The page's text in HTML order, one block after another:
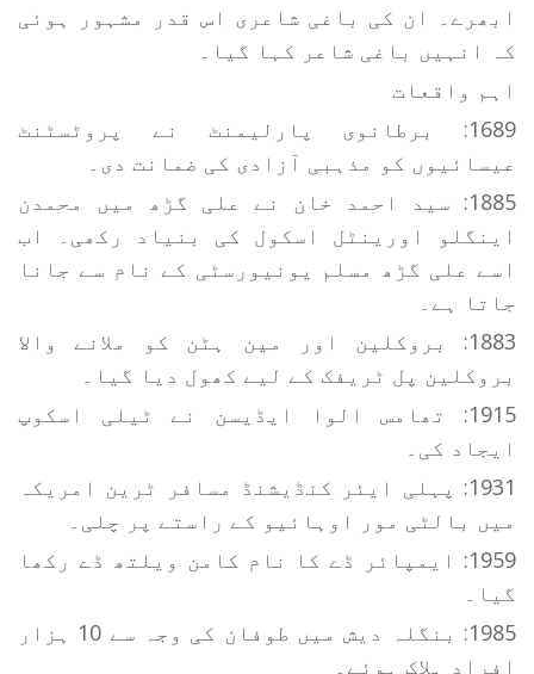
ابھرے۔ ان کی باغی شاعری اس قدر مشہور ہوئی
کہ انہیں باغی شاعر کہا گیا۔
اہم واقعات
1689: برطانوی پارلیمنٹ نے پروٹسٹنٹ
عیسائیوں کو مذہبی آزادی کی ضمانت دی۔
1885: سید احمد خان نے علی گڑھ میں محمدن
اینگلو اورینٹل اسکول کی بنیاد رکھی۔ اب
اسے علی گڑھ مسلم یونیورسٹی کے نام سے جانا
جاتا ہے۔
1883: بروکلین اور مین ہٹن کو ملانے والا
بروکلین پل ٹریفک کے لیے کھول دیا گیا۔
1915: تھامس الوا ایڈیسن نے ٹیلی اسکوپ
ایجاد کی۔
1931: پہلی ایئر کنڈیشنڈ مسافر ٹرین امریکہ
میں بالٹی مور اوہائیو کے راستے پر چلی۔
1959: ایمپائر ڈے کا نام کامن ویلتھ ڈے رکھا
گیا۔
1985: بنگلہ دیش میں طوفان کی وجہ سے 10 ہزار
افراد ہلاک ہوئے۔